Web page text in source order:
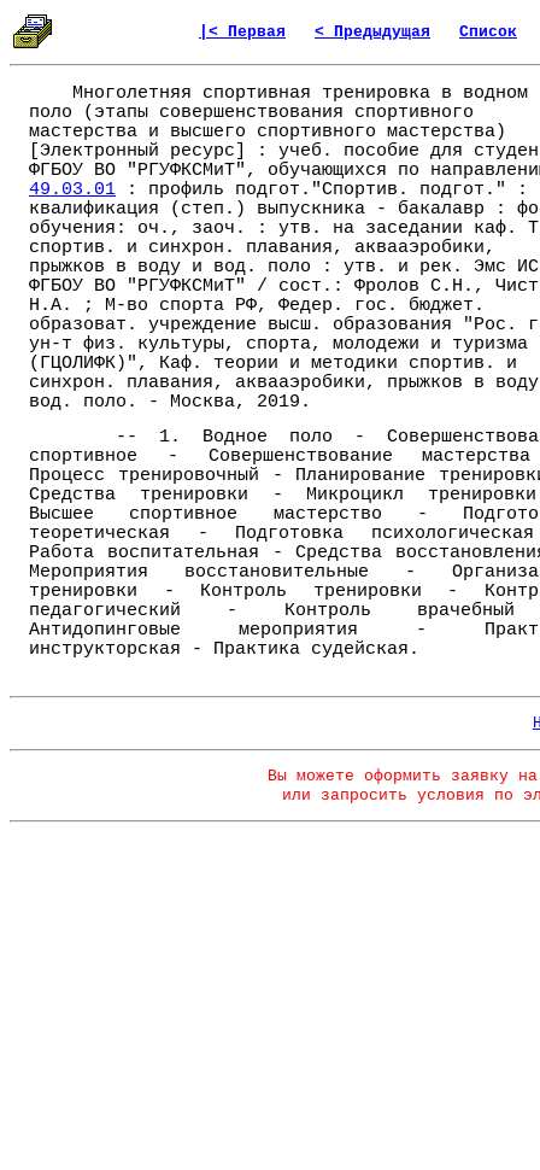
|< Первая < Предыдущая Список
Многолетняя спортивная тренировка в водном
поло (этапы совершенствования спортивного
мастерства и высшего спортивного мастерства)
[Электронный ресурс] : учеб. пособие для
ФГБОУ ВО "РГУФКСМиТ", обучающихся по
49.03.01 : профиль подгот."Спортив. подгот." :
квалификация (степ.) выпускника - бакалавр :
обучения: оч., заоч. : утв. на заседании каф.
спортив. и синхрон. плавания, аквааэробики,
прыжков в воду и вод. поло : утв. и рек. Эмс
ФГБОУ ВО "РГУФКСМиТ" / сост.: Фролов С.Н.,
Н.А. ; М-во спорта РФ, Федер. гос. бюджет.
образоват. учреждение высш. образования "Рос.
ун-т физ. культуры, спорта, молодежи и туризма
(ГЦОЛИФК)", Каф. теории и методики спортив. и
синхрон. плавания, аквааэробики, прыжков в
вод. поло. - Москва, 2019.
-- 1. Водное поло -
спортивное - Совершенствование
Процесс тренировочный - Планирование
Средства тренировки - Микроцикл
Высшее спортивное мастерство -
теоретическая - Подготовка
Работа воспитательная - Средства
Мероприятия восстановительные -
тренировки - Контроль тренировки -
педагогический - Контроль
Антидопинговые мероприятия -
инструкторская - Практика судейская.
Вы можете оформить заявку
или запросить условия по